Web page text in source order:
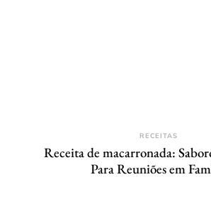
RECEITAS
Receita de macarronada:
Para Reuniões em